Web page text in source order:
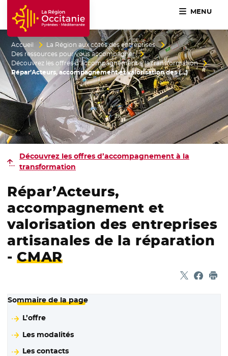
Accueil Région Occitanie / Pyrénées-Méditerranée
MENU
Accueil
La Région aux côtés des entreprises
Des ressources pour vous accompagner
Découvrez les offres d’accompagnement à la transformation
Répar’Acteurs, accompagnement et valorisation des (…)
Découvrez les offres d’accompagnement à la
transformation
Répar’Acteurs,
accompagnement et
valorisation des entreprises
artisanales de la réparation
-CMAR
Partager
- Nouvelle
-
Sommaire de la page
L’offre
Les modalités
Les contacts